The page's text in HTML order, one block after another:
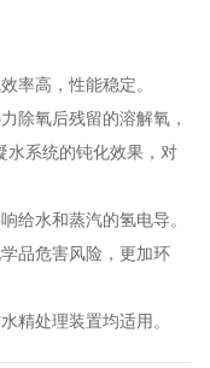
率高，性能稳定。
除氧后残留的溶解氧，
水系统的钝化效果，对
给水和蒸汽的氢电导。
品危害风险，更加环
精处理装置均适用。